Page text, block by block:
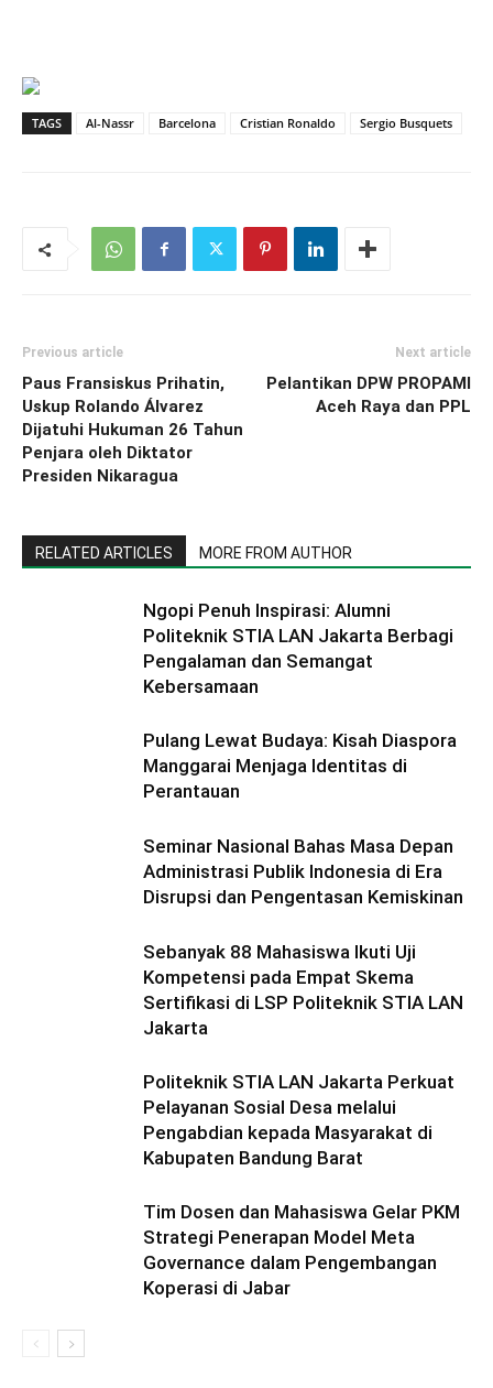
TAGS Al-Nassr Barcelona Cristian Ronaldo Sergio Busquets
Previous article
Paus Fransiskus Prihatin,
Uskup Rolando Álvarez
Dijatuhi Hukuman 26 Tahun
Penjara oleh Diktator
Presiden Nikaragua
Next article
Pelantikan DPW PROPAMI
Aceh Raya dan PPL
RELATED ARTICLES MORE FROM AUTHOR
Ngopi Penuh Inspirasi: Alumni
Politeknik STIA LAN Jakarta Berbagi
Pengalaman dan Semangat
Kebersamaan
Pulang Lewat Budaya: Kisah Diaspora
Manggarai Menjaga Identitas di
Perantauan
Seminar Nasional Bahas Masa Depan
Administrasi Publik Indonesia di Era
Disrupsi dan Pengentasan Kemiskinan
Sebanyak 88 Mahasiswa Ikuti Uji
Kompetensi pada Empat Skema
Sertifikasi di LSP Politeknik STIA LAN
Jakarta
Politeknik STIA LAN Jakarta Perkuat
Pelayanan Sosial Desa melalui
Pengabdian kepada Masyarakat di
Kabupaten Bandung Barat
Tim Dosen dan Mahasiswa Gelar PKM
Strategi Penerapan Model Meta
Governance dalam Pengembangan
Koperasi di Jabar